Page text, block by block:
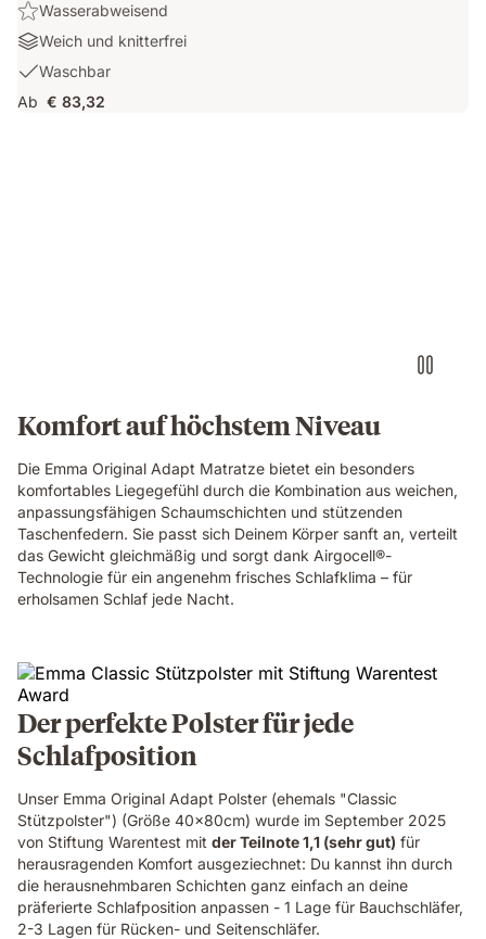
Highlight:
Wasserabweisend
Wasserabweisend
Materialien:
Weich
und
knitterfrei
Weich und knitterfrei
Waschbar:
Waschbar
Waschbar
Ab € 83,32
Komfort auf höchstem Niveau
Die Emma Original Adapt Matratze bietet ein besonders
komfortables Liegegefühl durch die Kombination aus weichen,
anpassungsfähigen Schaumschichten und stützenden
Taschenfedern. Sie passt sich Deinem Körper sanft an, verteilt
das Gewicht gleichmäßig und sorgt dank Airgocell®-
Technologie für ein angenehm frisches Schlafklima – für
erholsamen Schlaf jede Nacht.
Der perfekte Polster für jede
Schlafposition
Unser Emma Original Adapt Polster (ehemals "Classic
Stützpolster") (Größe 40x80cm) wurde im September 2025
von Stiftung Warentest mit der Teilnote 1,1 (sehr gut) für
herausragenden Komfort ausgeziechnet: Du kannst ihn durch
die herausnehmbaren Schichten ganz einfach an deine
präferierte Schlafposition anpassen - 1 Lage für Bauchschläfer,
2-3 Lagen für Rücken- und Seitenschläfer.